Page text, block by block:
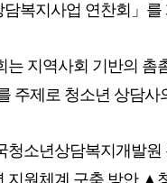
담복지사업 연찬회」
는 지역사회 기반의 촘
주제로 청소년 상담
청소년상담복지개발
지원체계 구축 방안 ▲